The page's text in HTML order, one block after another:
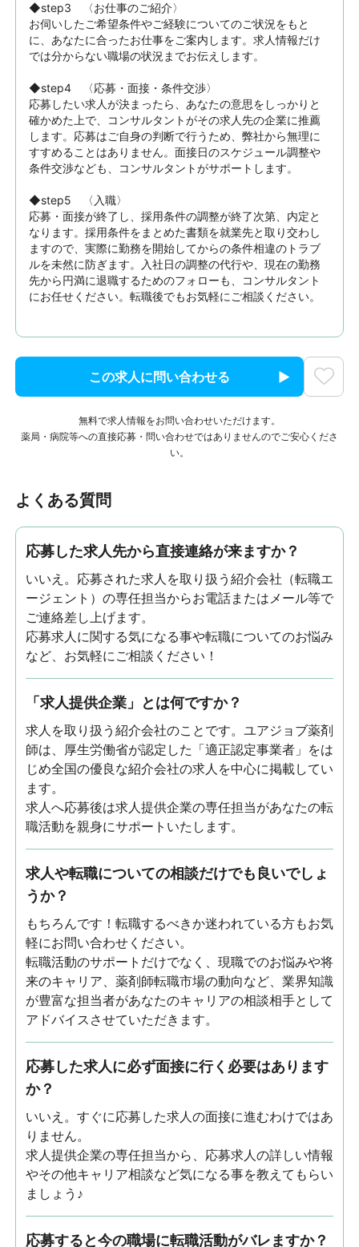
◆step3　〈お仕事のご紹介〉
お伺いしたご希望条件やご経験についてのご状況をもと
に、あなたに合ったお仕事をご案内します。求人情報だけ
では分からない職場の状況までお伝えします。
◆step4　〈応募・面接・条件交渉〉
応募したい求人が決まったら、あなたの意思をしっかりと
確かめた上で、コンサルタントがその求人先の企業に推薦
します。応募はご自身の判断で行うため、弊社から無理に
すすめることはありません。面接日のスケジュール調整や
条件交渉なども、コンサルタントがサポートします。
◆step5　〈入職〉
応募・面接が終了し、採用条件の調整が終了次第、内定と
なります。採用条件をまとめた書類を就業先と取り交わし
ますので、実際に勤務を開始してからの条件相違のトラブ
ルを未然に防ぎます。入社日の調整の代行や、現在の勤務
先から円満に退職するためのフォローも、コンサルタント
にお任せください。転職後でもお気軽にご相談ください。
この求人に問い合わせる
無料で求人情報をお問い合わせいただけます。
薬局・病院等への直接応募・問い合わせではありませんのでご安心くださ
い。
よくある質問
応募した求人先から直接連絡が来ますか？
いいえ。応募された求人を取り扱う紹介会社（転職エ
ージェント）の専任担当からお電話またはメール等で
ご連絡差し上げます。
応募求人に関する気になる事や転職についてのお悩み
など、お気軽にご相談ください！
「求人提供企業」とは何ですか？
求人を取り扱う紹介会社のことです。ユアジョブ薬剤
師は、厚生労働省が認定した「適正認定事業者」をは
じめ全国の優良な紹介会社の求人を中心に掲載してい
ます。
求人へ応募後は求人提供企業の専任担当があなたの転
職活動を親身にサポートいたします。
求人や転職についての相談だけでも良いでしょ
うか？
もちろんです！転職するべきか迷われている方もお気
軽にお問い合わせください。
転職活動のサポートだけでなく、現職でのお悩みや将
来のキャリア、薬剤師転職市場の動向など、業界知識
が豊富な担当者があなたのキャリアの相談相手として
アドバイスさせていただきます。
応募した求人に必ず面接に行く必要はあります
か？
いいえ。すぐに応募した求人の面接に進むわけではあ
りません。
求人提供企業の専任担当から、応募求人の詳しい情報
やその他キャリア相談など気になる事を教えてもらい
ましょう♪
応募すると今の職場に転職活動がバレますか？